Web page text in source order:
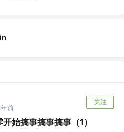
前
关注
始搞事搞事搞事（1）